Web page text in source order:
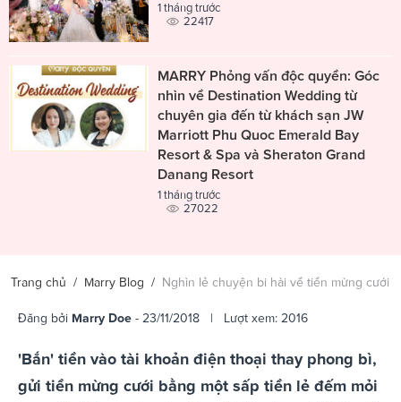
1 tháng trước
22417
MARRY Phỏng vấn độc quyền: Góc
nhìn về Destination Wedding từ
chuyên gia đến từ khách sạn JW
Marriott Phu Quoc Emerald Bay
Resort & Spa và Sheraton Grand
Danang Resort
1 tháng trước
27022
Trang chủ / Marry Blog / Nghìn lẻ chuyện bi hài về tiền mừng cưới
Đăng bởi Marry Doe - 23/11/2018 | Lượt xem: 2016
'Bắn' tiền vào tài khoản điện thoại thay phong bì,
gửi tiền mừng cưới bằng một sấp tiền lẻ đếm mỏi